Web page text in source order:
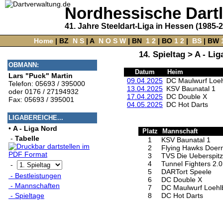
Nordhessische
41. Jahre Steeldart-Liga in Hessen (1985-
Home‌ | BZ N S‌ | A‌ N O S W‌ | BN‌ 1 2 | BO‌ 1 2 | BS| BW‌
14. Spieltag > A -
OBMANN:
Lars "Puck" Martin
Telefon: 05693 / 395000
oder 0176 / 27194932
Fax: 05693 / 395001
LIGABEREICHE...
• A - Liga Nord
- Tabelle
-
- Bestleistungen
- Mannschaften
- Spieltage
Datum Heim
09.04.2025 DC Maulwurf
13.04.2025 KSV Baunatal 1
17.04.2025 DC Double X
04.05.2025 DC Hot Darts
Platz Mannschaft
1
KSV Baunatal 1
2
Flying Hawks
3
TVS Die
4
Tunnel Fighters 2.0
5
DARTort Speele
6
DC Double X
7
DC Maulwurf
8
DC Hot Darts